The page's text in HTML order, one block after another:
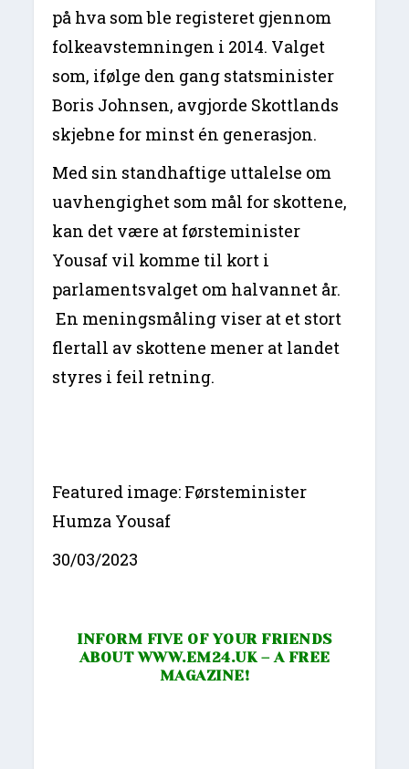
på hva som ble registeret gjennom
folkeavstemningen i 2014. Valget
som, ifølge den gang statsminister
Boris Johnsen, avgjorde Skottlands
skjebne for minst én generasjon.
Med sin standhaftige uttalelse om
uavhengighet som mål for skottene,
kan det være at førsteminister
Yousaf vil komme til kort i
parlamentsvalget om halvannet år.
En meningsmåling viser at et stort
flertall av skottene mener at landet
styres i feil retning.
Featured image: Førsteminister
Humza Yousaf
30/03/2023
INFORM FIVE OF YOUR FRIENDS
ABOUTWWW.EM24.UK– A FREE
MAGAZINE!